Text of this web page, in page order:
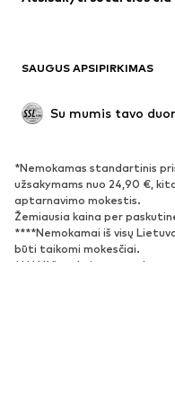
BATAI
Naujienos
Batai ir auliniai batai
Atviri batai
SPORTAS
Sportiniai drabužiai
SAUGUS APSIPIRKIMAS
Su mumis tavo
*Nemokamas standartinis
užsakymams nuo 24,90 €,
aptarnavimo mokestis.
Žemiausia kaina per
****Nemokamai iš visų
būti taikomi mokesčiai.
******Visos kainos nurodytos